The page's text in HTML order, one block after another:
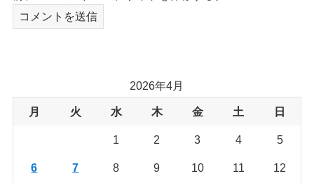
2026年4月
月 火 水 木 金 土 日
1 2 3 4 5
6 7 8 9 10 11 12